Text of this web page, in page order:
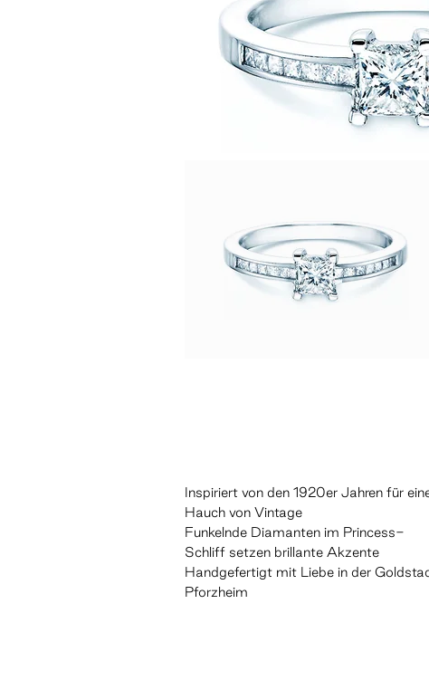
Inspiriert von den 1920er Jahren für
Hauch von Vintage
Funkelnde Diamanten im Princess-
Schliff setzen brillante Akzente
Handgefertigt mit Liebe in der
Pforzheim